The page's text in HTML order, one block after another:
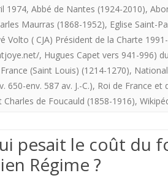
1974, Abbé de Nantes (1924-2010),
Maurras (1868-1952), Eglise Saint-
Volto ( CJA) Président de la Charte
, Hugues Capet vers 941-996)
(Saint Louis) (1214-1270),
650-env. 587 av. J.-C.), Roi de France et
Charles de Foucauld (1858-1916),
pesait le coût du
Régime ?